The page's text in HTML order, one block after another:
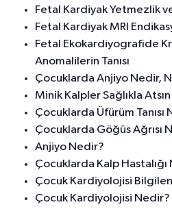
Fetal Kardiyak Yetmezlik
Fetal Kardiyak MRI
Fetal Ekokardiyografide
Anomalilerin Tanısı
Çocuklarda Anjiyo Nedir,
Minik Kalpler Sağlıkla
Çocuklarda Üfürüm Tanısı
Çocuklarda Göğüs Ağrısı
Anjiyo Nedir?
Çocuklarda Kalp Hastalığı
Çocuk Kardiyolojisi
Çocuk Kardiyolojisi Nedir?